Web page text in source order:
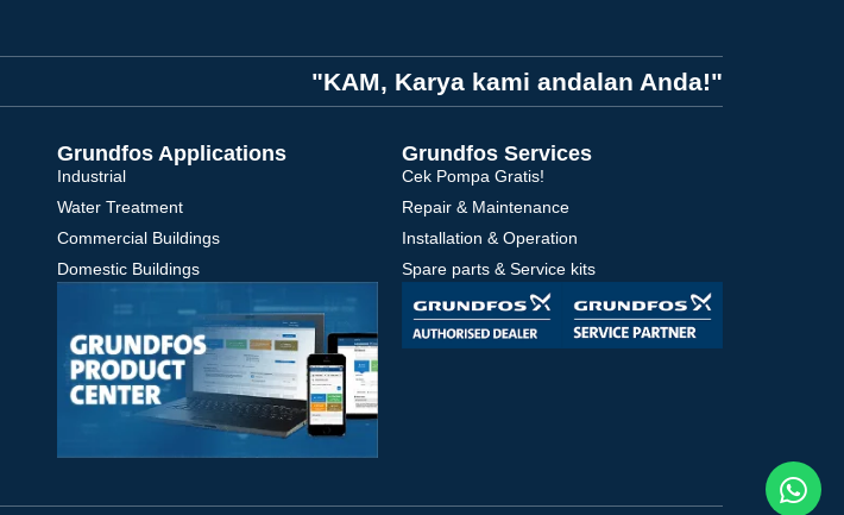
"KAM, Karya kami andalan Anda!"
Grundfos Applications
Industrial
Water Treatment
Commercial Buildings
Domestic Buildings
Grundfos Services
Cek Pompa Gratis!
Repair & Maintenance
Installation & Operation
Spare parts & Service kits